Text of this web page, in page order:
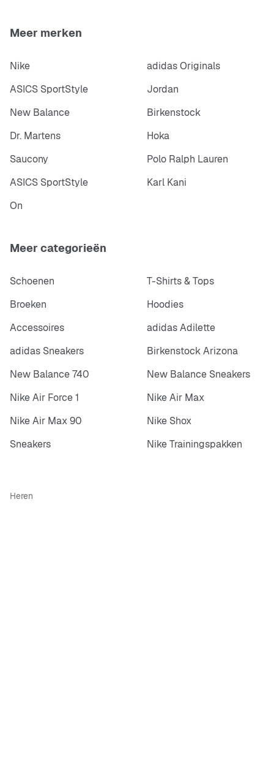
Meer merken
Nike
adidas Originals
ASICS SportStyle
Jordan
New Balance
Birkenstock
Dr. Martens
Hoka
Saucony
Polo Ralph Lauren
ASICS SportStyle
Karl Kani
On
Meer categorieën
Schoenen
T-Shirts & Tops
Broeken
Hoodies
Accessoires
adidas Adilette
adidas Sneakers
Birkenstock Arizona
New Balance 740
New Balance Sneakers
Nike Air Force 1
Nike Air Max
Nike Air Max 90
Nike Shox
Sneakers
Nike Trainingspakken
Heren